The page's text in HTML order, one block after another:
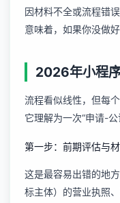
因材料不全或流程错
意味着，如果你没做
2026年小程
流程看似线性，但每
它理解为一次“申请-公
第一步：前期评估与
这是最容易出错的地
标主体）的营业执照